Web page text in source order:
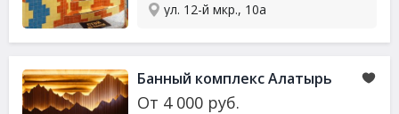
ул. 12-й мкр., 10а
Банный комплекс Алатырь
От 4 000 руб.